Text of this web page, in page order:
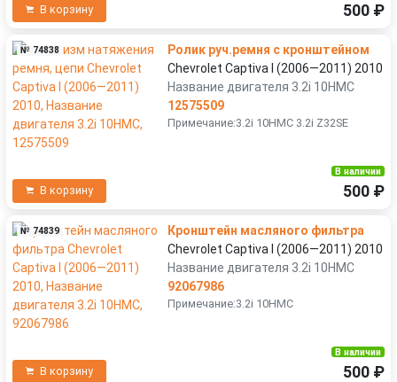
В корзину 500 ₽
№ 74838
Ролик руч.ремня с кронштейном
Chevrolet Captiva I (2006—2011) 2010
Название двигателя 3.2i 10HMC
12575509
Примечание:3.2i 10HMC 3.2i Z32SE
В корзину
В наличии
500 ₽
№ 74839
Кронштейн масляного фильтра
Chevrolet Captiva I (2006—2011) 2010
Название двигателя 3.2i 10HMC
92067986
Примечание:3.2i 10HMC
В корзину
В наличии
500 ₽